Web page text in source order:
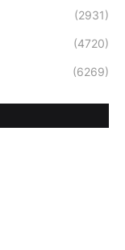
(2931)
(4720)
(6269)